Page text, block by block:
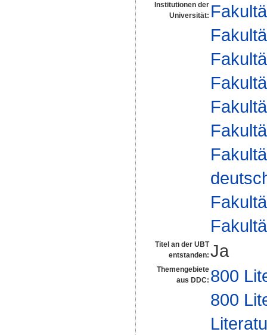
Institutionen der
Universität:
Titel an der UBT
entstanden: Ja
Themengebiete
aus DDC: 800
800